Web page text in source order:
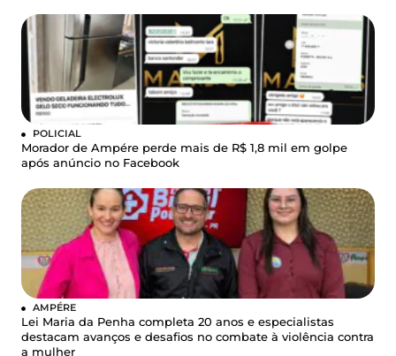
POLICIAL
Morador de Ampére perde mais de R$ 1,8 mil em golpe
após anúncio no Facebook
AMPÉRE
Lei Maria da Penha completa 20 anos e especialistas
destacam avanços e desafios no combate à violência contra
a mulher